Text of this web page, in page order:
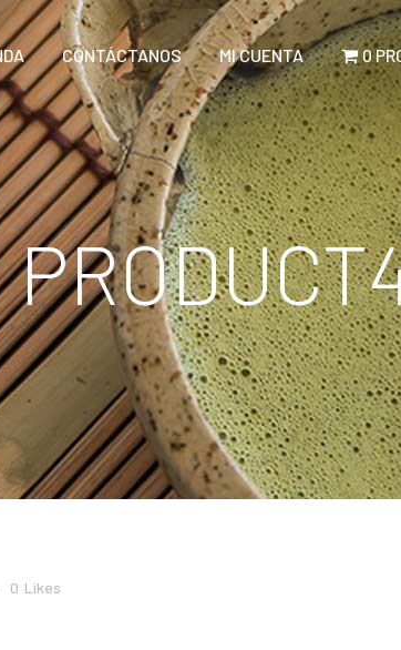
CONTÁCTANOS MI CUENTA 0
0 Likes